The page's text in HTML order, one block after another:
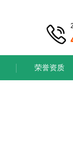
荣誉资质